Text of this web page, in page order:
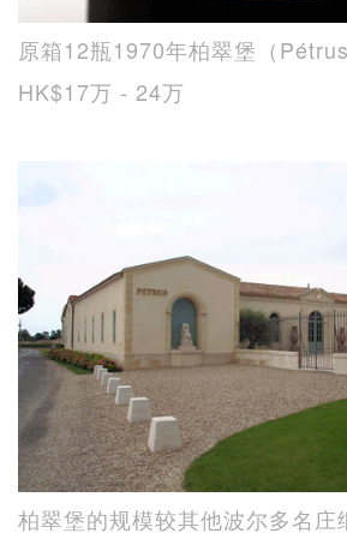
原箱12瓶1970年柏翠堡（
HK$17万 - 24万
柏翠堡的规模较其他波尔多名庄